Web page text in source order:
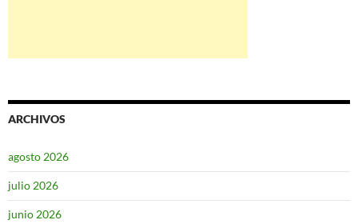
ARCHIVOS
agosto 2026
julio 2026
junio 2026